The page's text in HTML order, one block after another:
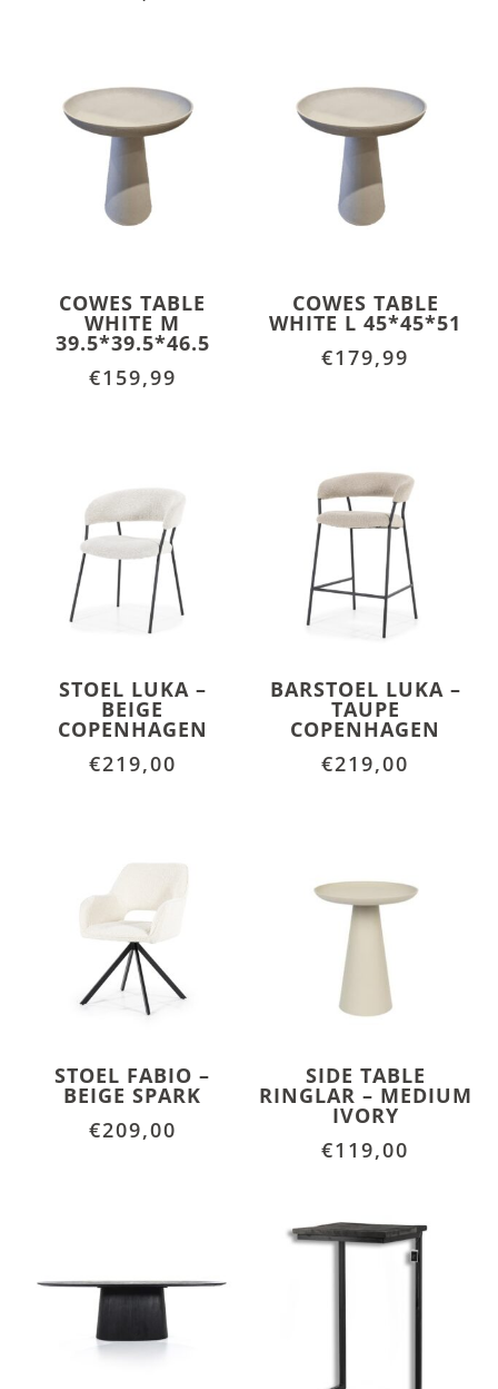
COWES TABLE
WHITE M
39.5*39.5*46.5
€159,99
COWES TABLE
WHITE L 45*45*51
€179,99
STOEL LUKA –
BEIGE
COPENHAGEN
€219,00
BARSTOEL LUKA –
TAUPE
COPENHAGEN
€219,00
STOEL FABIO –
BEIGE SPARK
€209,00
SIDE TABLE
RINGLAR – MEDIUM
IVORY
€119,00